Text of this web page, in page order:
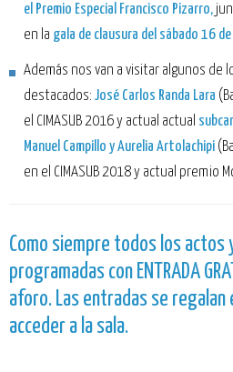
el Premio Especial Francisco Pizarro,
en la gala de clausura del sábado 16
Además nos van a visitar algunos de
destacados: José Carlos Randa Lara
el CIMASUB 2016 y actual actual
Manuel Campillo y Aurelia Artolachipi
en el CIMASUB 2018 y actual premio
Como siempre todos los actos
programadas con ENTRADA
aforo. Las entradas se regalan
acceder a la sala.